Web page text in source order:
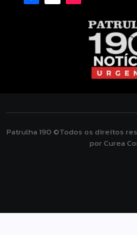
Patrulha 190 ©Todos os
por Curea